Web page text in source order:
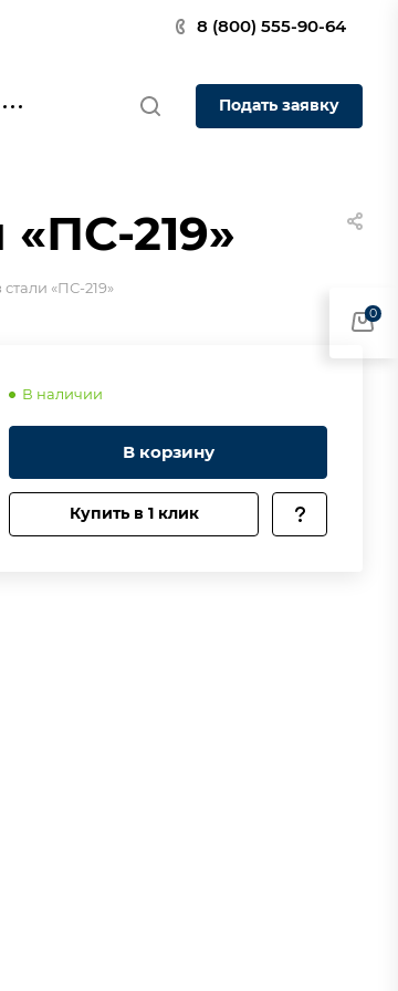
8 (800) 555-90-64
Подать заявку
219»
«ПС-219»
В наличии
В корзину
Купить в 1 клик
0